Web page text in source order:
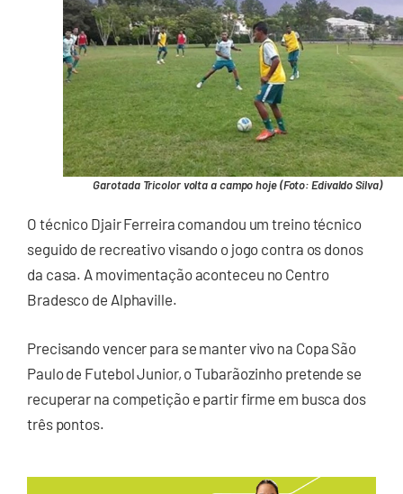
Garotada Tricolor volta a campo hoje (Foto: Edivaldo Silva)
O técnico Djair Ferreira comandou um treino técnico
seguido de recreativo visando o jogo contra os donos
da casa. A movimentação aconteceu no Centro
Bradesco de Alphaville.
Precisando vencer para se manter vivo na Copa São
Paulo de Futebol Junior, o Tubarãozinho pretende se
recuperar na competição e partir firme em busca dos
três pontos.